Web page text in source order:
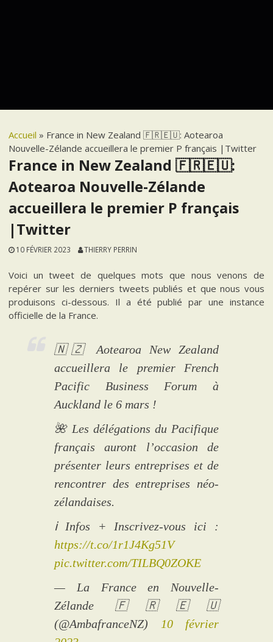
Accueil » France in New Zealand 🇫🇷🇪🇺: Aotearoa
Nouvelle-Zélande accueillera le premier P français |Twitter
France in New Zealand 🇫🇷🇪🇺:
Aotearoa Nouvelle-Zélande
accueillera le premier P français
|Twitter
10 FÉVRIER 2023 THIERRY PERRIN
Voici un tweet de quelques mots que nous venons de
repérer sur les derniers tweets publiés et que nous vous
produisons ci-dessous. Il a été publié par une instance
officielle de la France.
🇳🇿 Aotearoa New Zealand
accueillera le premier French
Pacific Business Forum à
Auckland le 6 mars !
🌺 Les délégations du Pacifique
français auront l’occasion de
présenter leurs entreprises et de
rencontrer des entreprises néo-
zélandaises.
ℹ️ Infos + Inscrivez-vous ici :
https://t.co/1r1J4Kg51V
pic.twitter.com/TILBQ0ZOKE
— La France en Nouvelle-
Zélande 🇫🇷🇪🇺
(@AmbafranceNZ)
10 février